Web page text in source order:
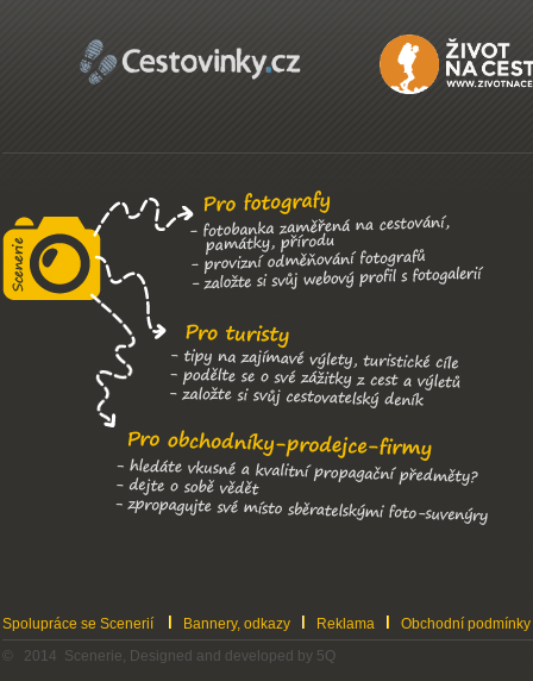
Spolupráce se Scenerií Bannery, odkazy Reklama
Obchodní podmínky
© 2014 Scenerie, Designed and developed by 5Q